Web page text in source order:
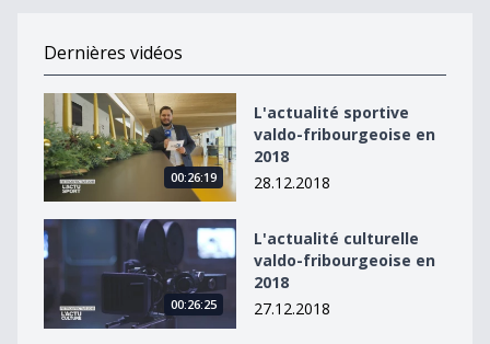
Dernières vidéos
L&#039;actualité sportive valdo-fribourgeoise en 2018
00:26:19
L'actualité sportive
valdo-fribourgeoise en
2018
28.12.2018
L&#039;actualité culturelle valdo-fribourgeoise en
00:26:25
L'actualité culturelle
valdo-fribourgeoise en
2018
27.12.2018